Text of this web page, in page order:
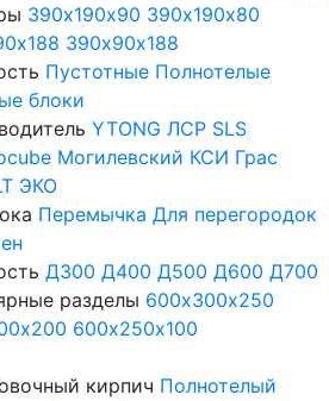
390х190х90 390х190х80
390х90х188
Пустотные Полнотелые
блоки
YTONG ЛСР SLS
Могилевский КСИ Грас
ЭКО
Перемычка Для перегородок
Д300 Д400 Д500 Д600 Д700
разделы 600х300х250
600х250х100
кирпич Полнотелый